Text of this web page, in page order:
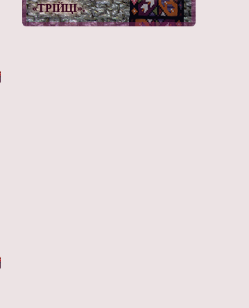
«ТРІЙЦІ».